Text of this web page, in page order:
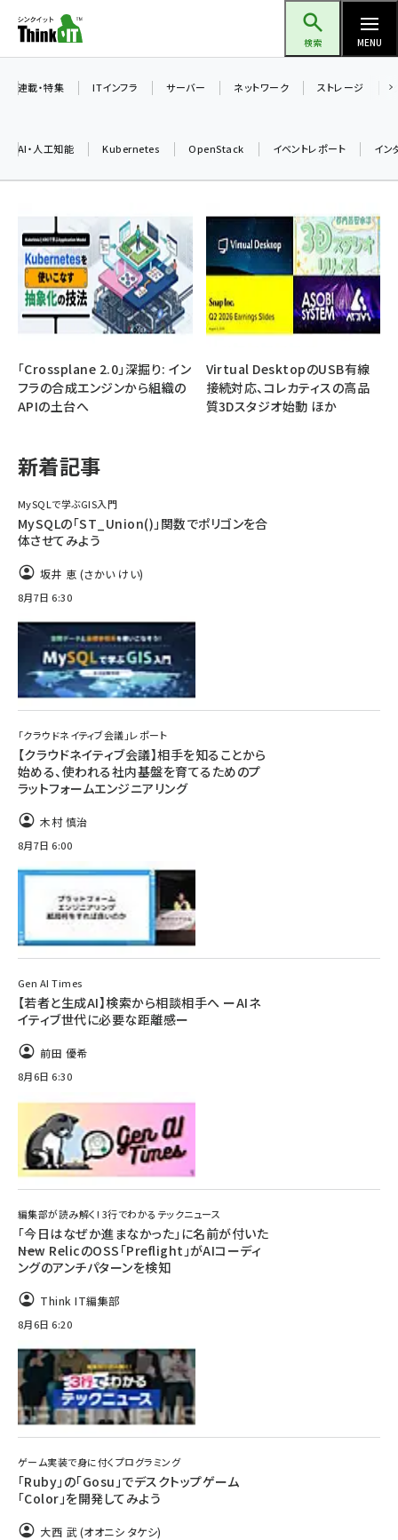
ン
ツ
検索 MENU
加藤銘のチーム貢献～仲間と築いた勝利の絆～ (2352)
iot女子会 (2305)
北海道をのんびり旅する晴山佳須夫のヒント集！ (2072)
drupal (1984)
genai (1506)
abc123 (1382)
連載・特集 ITインフラ サーバー ネットワーク ストレージ
AI・人工知能 Kubernetes OpenStack イベントレポート イン
「Crossplane 2.0」深掘り: イン
フラの合成エンジンから組織の
APIの土台へ
Virtual DesktopのUSB有線
接続対応、コレカティスの高品
質3Dスタジオ始動 ほか
新着記事
MySQLで学ぶGIS入門
MySQLの「ST_Union()」関数でポリゴンを合
体させてみよう
坂井 恵 (さかい けい)
8月7日 6:30
「クラウドネイティブ会議」レポート
【クラウドネイティブ会議】相手を知ることから
始める、使われる社内基盤を育てるためのプ
ラットフォームエンジニアリング
木村 慎治
8月7日 6:00
Gen AI Times
【若者と生成AI】検索から相談相手へ ーAIネ
イティブ世代に必要な距離感ー
前田 優希
8月6日 6:30
編集部が読み解く! 3行でわかるテックニュース
「今日はなぜか進まなかった」に名前が付いた
――New RelicのOSS「Preflight」がAIコーディ
ングのアンチパターンを検知
Think IT編集部
8月6日 6:20
ゲーム実装で身に付くプログラミング
「Ruby」の「Gosu」でデスクトップゲーム
「Color」を開発してみよう
大西 武 (オオニシ タケシ)